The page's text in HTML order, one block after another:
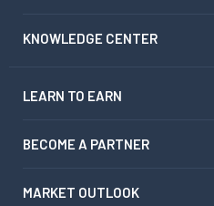
KNOWLEDGE CENTER
LEARN TO EARN
BECOME A PARTNER
MARKET OUTLOOK